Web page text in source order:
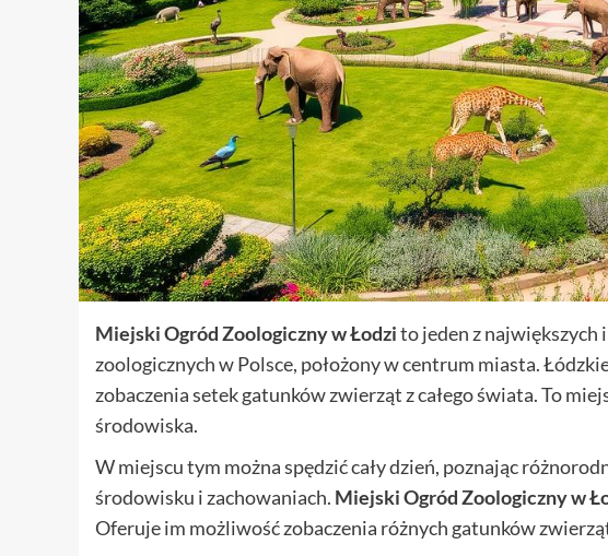
Miejski Ogród Zoologiczny w Łodzito jeden z
zoologicznych w Polsce, położony w centrum miasta.
zobaczenia setek gatunków zwierząt z całego świata. To
środowiska.
W miejscu tym można spędzić cały dzień, poznając
środowisku i zachowaniach. Miejski Ogród Zoologiczny w
Oferuje im możliwość zobaczenia różnych gatunków